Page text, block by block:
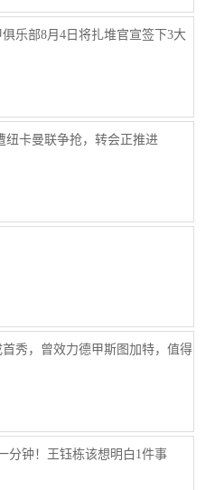
乐部8月4日将扎堆官宣签下3大
纽卡曼联争抢，转会正推进
秀，曾效力德甲斯图加特，值得
分钟！王钰栋该想明白1件事